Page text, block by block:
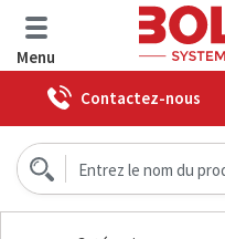
Menu
Contactez-nous